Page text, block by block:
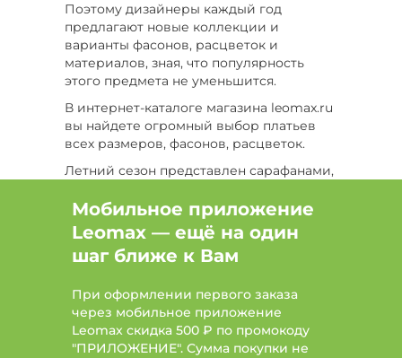
Цвет Зеленый, Длина макси, Размер 48
Цвет Мультиколор, Сезон Демисезон, Размер
Цвет Зеленый, Длина миди, Размер 48
Цвет Бордовый, Сезон Лето, большие размеры
Цвет Черный, Длина миди, Размер 50-52
Цвет Белый, Длина макси, Размер 50
Цвет Синий, Сезон Демисезон, Размер 46-48
Цвет Черный, Сезон Демисезон, Размер 62-64
Цвет Белый, Сезон Лето, Размер 46-48
Поэтому дизайнеры каждый год
предлагают новые коллекции и
варианты фасонов, расцветок и
материалов, зная, что популярность
этого предмета не уменьшится.
В интернет-каталоге магазина leomax.ru
вы найдете огромный выбор платьев
всех размеров, фасонов, расцветок.
Летний сезон представлен сарафанами,
расклешенным свободным фасоном или
длиной в пол. Молодым женщинам
понравятся платья классического
фасона в ретро стиле с аккуратными
тонким поясом. Дамы постарше оценят
женские платья длиной до колена, без
рукавов, с широким поясом или модели
свободного кроя в стиле бохо.
Мобильное приложение
Leomax — ещё на один
шаг ближе к Вам
При оформлении первого заказа
через мобильное приложение
Leomax скидка 500 ₽ по промокоду
"ПРИЛОЖЕНИЕ". Сумма покупки не